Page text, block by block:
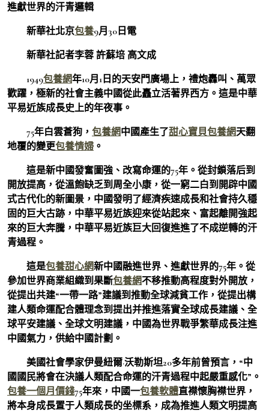
進獻世界的汗青邏輯
新華社北京包養9月30日電
新華社記者李蓉 許蘇培 高文成
1949包養網年10月1日的天安門廣場上，禮炮轟叫、萬眾
歡躍，極新的社會主義中國從此矗立活著界西方。這是中華
平易近族成長史上的年夜事。
75年白雲蒼狗， 包養網中國產生了甜心寶貝包養網天翻
地覆的變更包養情婦 。
這是新中國發奮圖強、改寫命運的75年。從封鎖落后到
開放提高，從溫飽缺乏到周全小康，從一窮二白到開辟中國
式古代化的新圖景，中國發明了經濟疾速成長和社會持久穩
固的巨大古跡，中華平易近族迎來從站起來、富起離開強起
來的巨大奔騰，中華平易近族巨大回復進進了不成逆轉的汗
青過程。
這是包養甜心網新中國融進世界、進獻世界的75年。從
參加世界商業組織到果斷包養網不移推動高程度對外開放，
從提出共建“一帶一路”建議到推動全球減貧工作，從提出構
建人類命運配合體理念到提出并推進落實全球成長建議、全
球平安建議、全球文明建議，中國為世界戰爭繁華成長注進
中國氣力，供給中國計劃。
美國社會學家伊曼紐爾·沃勒斯坦20多年前曾預言，“中
國國民將會在決議人類配合命運的汗青過程中起嚴重感化”。
包養一個月價錢75年來，中國一包養軟體直襟懷胸襟世界，
將本身成長置于人類成長的坐標系，成為推進人類文明提高